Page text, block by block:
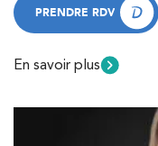
PRENDRE RDV
En savoir plus